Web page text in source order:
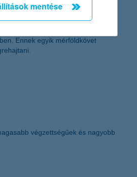
Ennek egyik mérföldkövet
végzettségűek és nagyobb
mentése